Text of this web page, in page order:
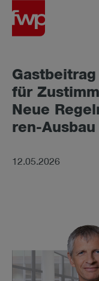
für
Neue
ren-
12.05.2026